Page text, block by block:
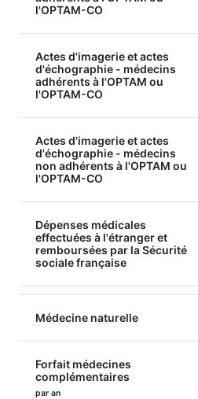
l'OPTAM-CO
Actes d'imagerie et actes
d'échographie - médecins
adhérents à l'OPTAM ou
l'OPTAM-CO
Actes d'imagerie et actes
d'échographie - médecins
non adhérents à l'OPTAM ou
l'OPTAM-CO
Dépenses médicales
effectuées à l'étranger et
remboursées par la Sécurité
sociale française
Médecine naturelle
Forfait médecines
complémentaires
par an